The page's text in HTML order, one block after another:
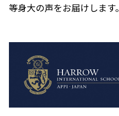
等身大の声をお届けします。